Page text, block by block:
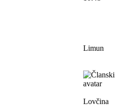
Limun
Lovčina